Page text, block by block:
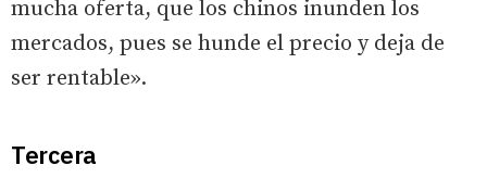
mucha oferta, que los chinos inunden los
mercados, pues se hunde el precio y deja de
ser rentable».
Tercera